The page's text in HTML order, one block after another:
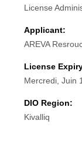
License
Applicant:
AREVA
License
Mercredi, Juin
DIO Region:
Kivalliq